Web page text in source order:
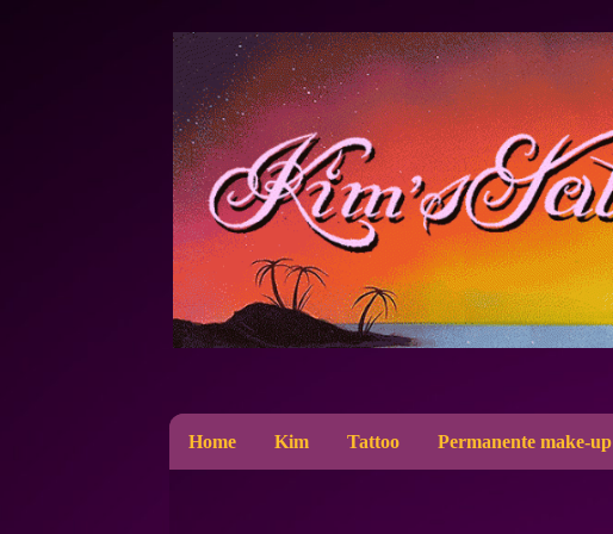
Home Kim Tattoo Permanente make-up